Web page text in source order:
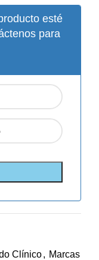
esté
para
Clínico, Marcas